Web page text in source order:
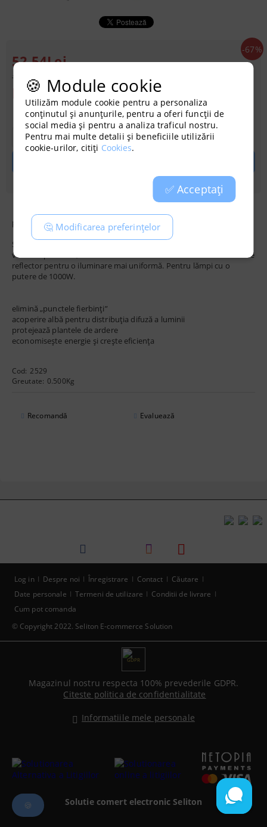
protejează plantele de căldura lămpii
Se montează sub lampă și îi permite să se apropie cât mai mult de
vârfurile plantelor, fără riscul de a arde. Lumina este reflectată către
reflector pentru o iluminare mai uniformă. Pentru lămpi cu o
putere de 1000W.
elimină „punctele fierbinți”
acoperire albă pentru distribuția difuză a luminii
protejează plantele de ardere
economisește energie și crește eficiența
Cod: 2529
Greutate: 0.500Kg
Recomandă Evaluează
-67%
52.54Lei
161.20Lei
Îmi doresc
© Copyright 2022. Seliton E-commerce Solution
Log in Despre noi Înregistrare Contact
Căutare
Date personale
Termeni de utilizare
Conditii de livrare
Cum pot comanda
GDPR
Magazinul nostru respecta 100% prevederile GDPR.
Citeste politica de confidentialitate
Informatiile mele personale
Solutie comert electronic Seliton
🍪
🍪 Module cookie
Utilizăm module cookie pentru a personaliza
conținutul și anunțurile, pentru a oferi funcții de
social media și pentru a analiza traficul nostru.
Pentru mai multe detalii și beneficiile utilizării
cookie-urilor, citiți Cookies.
✅ Acceptați
🤔 Modificarea preferințelor